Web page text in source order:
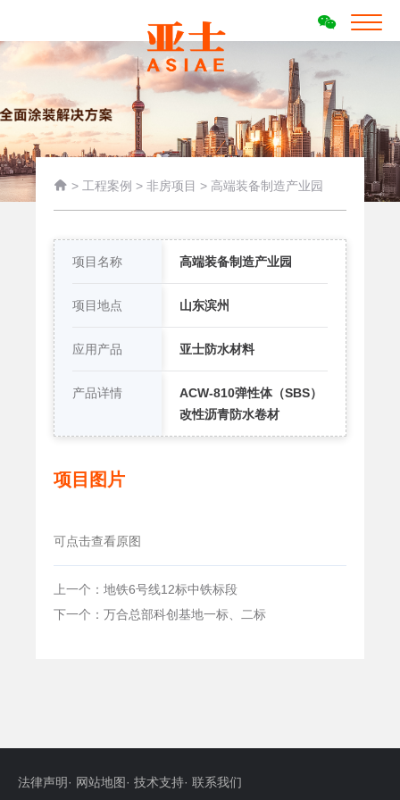
 > 工程案例 > 非房项目 > 高端装备制造产业园
项目名称 高端装备制造产业园
项目地点 山东滨州
应用产品 亚士防水材料
产品详情
ACW-810弹性体（SBS）
改性沥青防水卷材
项目图片
可点击查看原图
上一个：地铁6号线12标中铁标段
下一个：万合总部科创基地一标、二标
法律声明· 网站地图· 技术支持· 联系我们